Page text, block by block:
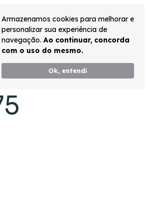
Armazenamos cookies para melhorar e
personalizar sua experiência de
navegação. Ao continuar, concorda
com o uso do mesmo.
Ok, entendi
Monte seu Kit